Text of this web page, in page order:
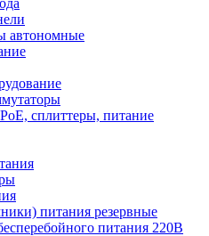
автономные
сплиттеры, питание
питания резервные
питания 220В